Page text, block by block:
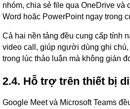
nhóm, chia sẻ file qua OneDrive và
Word hoặc PowerPoint ngay trong
Cả hai nền tảng đều cung cấp tính
video call, giúp người dùng ghi
trong lúc thảo luận mà không gián
2.4. Hỗ trợ trên thiết bị
Google Meet và Microsoft Teams